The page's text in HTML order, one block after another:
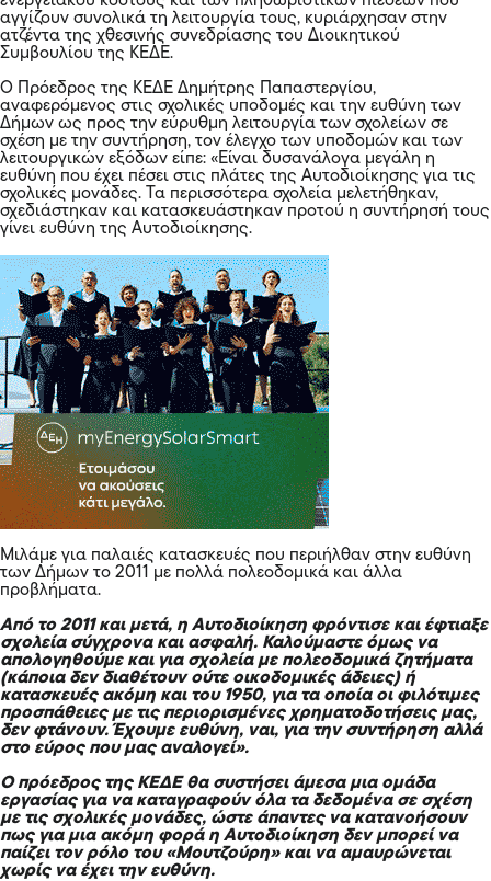
αγγίζουν συνολικά τη λειτουργία τους, κυριάρχησαν στην
ατζέντα της χθεσινής συνεδρίασης του Διοικητικού
Συμβουλίου της ΚΕΔΕ.
Ο Πρόεδρος της ΚΕΔΕ Δημήτρης Παπαστεργίου,
αναφερόμενος στις σχολικές υποδομές και την ευθύνη των
Δήμων ως προς την εύρυθμη λειτουργία των σχολείων σε
σχέση με την συντήρηση, τον έλεγχο των υποδομών και των
λειτουργικών εξόδων είπε: «Είναι δυσανάλογα μεγάλη η
ευθύνη που έχει πέσει στις πλάτες της Αυτοδιοίκησης για τις
σχολικές μονάδες. Τα περισσότερα σχολεία μελετήθηκαν,
σχεδιάστηκαν και κατασκευάστηκαν προτού η συντήρησή τους
γίνει ευθύνη της Αυτοδιοίκησης.
Μιλάμε για παλαιές κατασκευές που περιήλθαν στην ευθύνη
των Δήμων το 2011 με πολλά πολεοδομικά και άλλα
προβλήματα.
Από το 2011 και μετά, η Αυτοδιοίκηση φρόντισε και έφτιαξε
σχολεία σύγχρονα και ασφαλή. Καλούμαστε όμως να
απολογηθούμε και για σχολεία με πολεοδομικά ζητήματα
(κάποια δεν διαθέτουν ούτε οικοδομικές άδειες) ή
κατασκευές ακόμη και του 1950, για τα οποία οι φιλότιμες
προσπάθειες με τις περιορισμένες χρηματοδοτήσεις μας,
δεν φτάνουν. Έχουμε ευθύνη, ναι, για την συντήρηση αλλά
στο εύρος που μας αναλογεί».
Ο πρόεδρος της ΚΕΔΕ θα συστήσει άμεσα μια ομάδα
εργασίας για να καταγραφούν όλα τα δεδομένα σε σχέση
με τις σχολικές μονάδες, ώστε άπαντες να κατανοήσουν
πως για μια ακόμη φορά η Αυτοδιοίκηση δεν μπορεί να
παίζει τον ρόλο του «Μουτζούρη» και να αμαυρώνεται
χωρίς να έχει την ευθύνη.